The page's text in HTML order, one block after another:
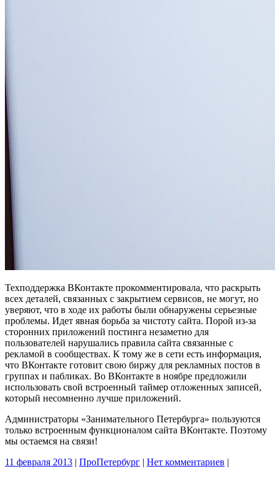
Техподдержка ВКонтакте прокомментировала, что раскрыть
всех деталей, связанных с закрытием сервисов, не могут, но
уверяют, что в ходе их работы были обнаружены серьезные
проблемы. Идет явная борьба за чистоту сайта. Порой из-за
сторонних приложений постинга незаметно для
пользователей нарушались правила сайта связанные с
рекламой в сообществах. К тому же в сети есть информация,
что ВКонтакте готовит свою биржу для рекламных постов в
группах и пабликах. Во ВКонтакте в ноябре предложили
использовать свой встроенный таймер отложенных записей,
который несомненно лучше приложений.
Администраторы «Занимательного Петербурга» пользуются
только встроенным функционалом сайта ВКонтакте. Поэтому
мы остаемся на связи!
11 февраля 2013 | ПроПетербург | Нет комментариев |